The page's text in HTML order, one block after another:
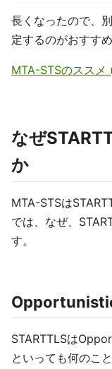
長くなったので、
定するのがおすすめ
MTA-STSのススメ
なぜ
か
MTA-STSは
では、なぜ、
す。
STARTTLSは
といっても何のこ